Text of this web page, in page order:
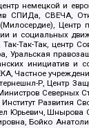
немецкой и
СВЕЧА,
и социальных
Так-Так-Так,
Уральская
инициатив и
учреждение
Р, Центр
Северных
Развития
Юрьевич, Шнырова
Бойко